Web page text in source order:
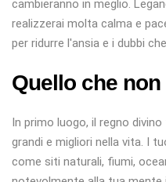
cambieranno in meglio.
realizzerai molta calma e
per ridurre l'ansia e i dubbi
Quello che
In primo luogo, il regno
grandi e migliori nella vita. I
come siti naturali, fiumi,